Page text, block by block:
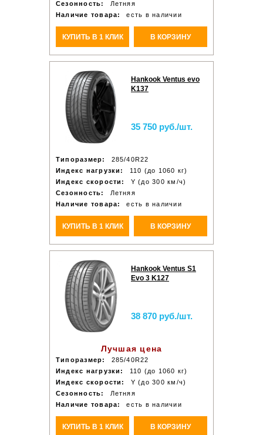
Сезонность:
Летняя
Наличие товара:
есть в наличии
КУПИТЬ В 1 КЛИК В КОРЗИНУ
Hankook Ventus evo
K137
35 750 руб./шт.
Типоразмер:
285/40R22
Индекс нагрузки:
110 (до 1060 кг)
Индекс скорости:
Y (до 300 км/ч)
Сезонность:
Летняя
Наличие товара:
есть в наличии
КУПИТЬ В 1 КЛИК В КОРЗИНУ
Hankook Ventus S1
Evo 3 K127
38 870 руб./шт.
Лучшая цена
Типоразмер:
285/40R22
Индекс нагрузки:
110 (до 1060 кг)
Индекс скорости:
Y (до 300 км/ч)
Сезонность:
Летняя
Наличие товара:
есть в наличии
КУПИТЬ В 1 КЛИК В КОРЗИНУ